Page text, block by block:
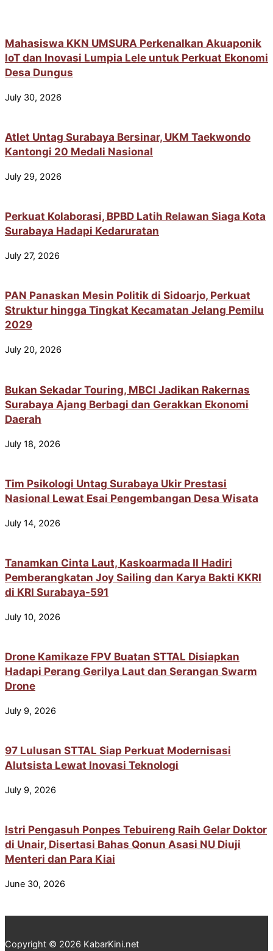
Mahasiswa KKN UMSURA Perkenalkan Akuaponik
IoT dan Inovasi Lumpia Lele untuk Perkuat Ekonomi
Desa Dungus
July 30, 2026
Atlet Untag Surabaya Bersinar, UKM Taekwondo
Kantongi 20 Medali Nasional
July 29, 2026
Perkuat Kolaborasi, BPBD Latih Relawan Siaga Kota
Surabaya Hadapi Kedaruratan
July 27, 2026
PAN Panaskan Mesin Politik di Sidoarjo, Perkuat
Struktur hingga Tingkat Kecamatan Jelang Pemilu
2029
July 20, 2026
Bukan Sekadar Touring, MBCI Jadikan Rakernas
Surabaya Ajang Berbagi dan Gerakkan Ekonomi
Daerah
July 18, 2026
Tim Psikologi Untag Surabaya Ukir Prestasi
Nasional Lewat Esai Pengembangan Desa Wisata
July 14, 2026
Tanamkan Cinta Laut, Kaskoarmada II Hadiri
Pemberangkatan Joy Sailing dan Karya Bakti KKRI
di KRI Surabaya-591
July 10, 2026
Drone Kamikaze FPV Buatan STTAL Disiapkan
Hadapi Perang Gerilya Laut dan Serangan Swarm
Drone
July 9, 2026
97 Lulusan STTAL Siap Perkuat Modernisasi
Alutsista Lewat Inovasi Teknologi
July 9, 2026
Istri Pengasuh Ponpes Tebuireng Raih Gelar Doktor
di Unair, Disertasi Bahas Qonun Asasi NU Diuji
Menteri dan Para Kiai
June 30, 2026
Copyright © 2026 KabarKini.net